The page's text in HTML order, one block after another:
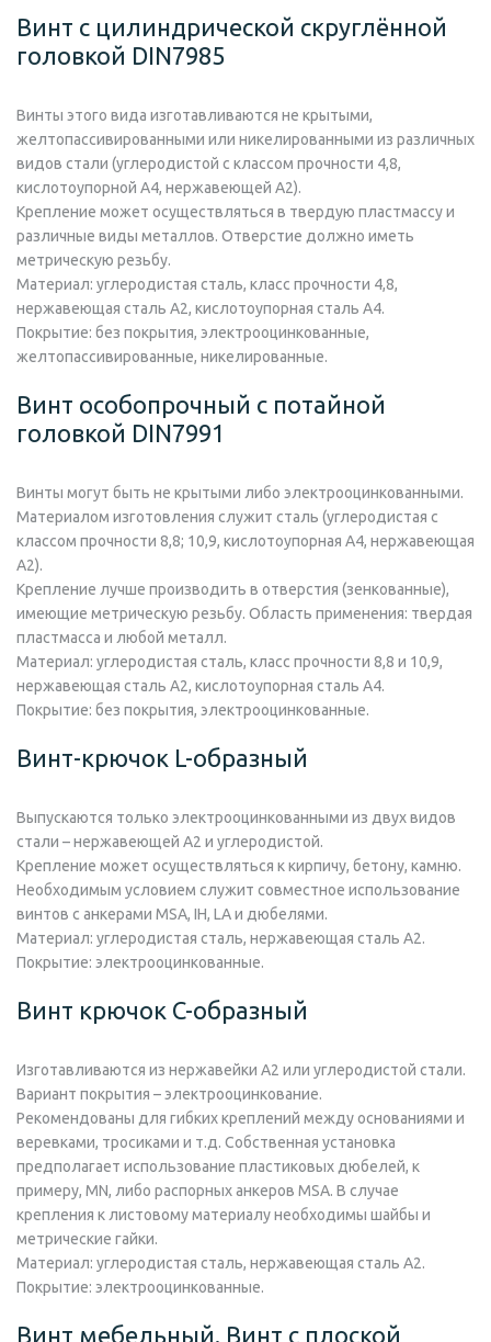
Винт с цилиндрической скруглённой
головкой DIN7985
Винты этого вида изготавливаются не крытыми,
желтопассивированными или никелированными из различных
видов стали (углеродистой с классом прочности 4,8,
кислотоупорной А4, нержавеющей А2).
Крепление может осуществляться в твердую пластмассу и
различные виды металлов. Отверстие должно иметь
метрическую резьбу.
Материал: углеродистая сталь, класс прочности 4,8,
нержавеющая сталь А2, кислотоупорная сталь А4.
Покрытие: без покрытия, электрооцинкованные,
желтопассивированные, никелированные.
Винт особопрочный с потайной
головкой DIN7991
Винты могут быть не крытыми либо электрооцинкованными.
Материалом изготовления служит сталь (углеродистая с
классом прочности 8,8; 10,9, кислотоупорная А4, нержавеющая
А2).
Крепление лучше производить в отверстия (зенкованные),
имеющие метрическую резьбу. Область применения: твердая
пластмасса и любой металл.
Материал: углеродистая сталь, класс прочности 8,8 и 10,9,
нержавеющая сталь А2, кислотоупорная сталь А4.
Покрытие: без покрытия, электрооцинкованные.
Винт-крючок L-образный
Выпускаются только электрооцинкованными из двух видов
стали – нержавеющей А2 и углеродистой.
Крепление может осуществляться к кирпичу, бетону, камню.
Необходимым условием служит совместное использование
винтов с анкерами MSA, IH, LA и дюбелями.
Материал: углеродистая сталь, нержавеющая сталь А2.
Покрытие: электрооцинкованные.
Винт крючок C-образный
Изготавливаются из нержавейки А2 или углеродистой стали.
Вариант покрытия – электрооцинкование.
Рекомендованы для гибких креплений между основаниями и
веревками, тросиками и т.д. Собственная установка
предполагает использование пластиковых дюбелей, к
примеру, MN, либо распорных анкеров MSA. В случае
крепления к листовому материалу необходимы шайбы и
метрические гайки.
Материал: углеродистая сталь, нержавеющая сталь А2.
Покрытие: электрооцинкованные.
Винт мебельный. Винт с плоской